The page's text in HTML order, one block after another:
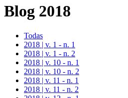
Blog 2018
Todas
2018 | v. 1 - n. 1
2018 | v. 1 - n. 2
2018 | v. 10 - n. 1
2018 | v. 10 - n. 2
2018 | v. 11 - n. 1
2018 | v. 11 - n. 2